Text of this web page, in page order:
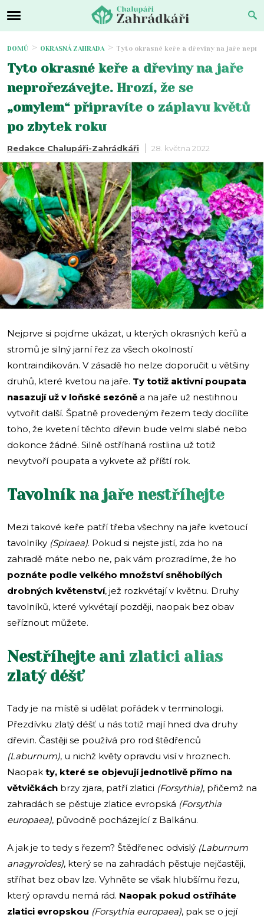
DOMŮ OKRASNÁ ZAHRADA Tyto okrasné keře a dřeviny na jaře
Tyto okrasné keře a dřeviny na jaře
neprořezávejte. Hrozí, že se
„omylem“ připravíte o záplavu květů
po zbytek roku
Redakce Chalupáři-Zahrádkáři 28. května 2022
Nejprve si pojďme ukázat, u kterých okrasných keřů a
stromů je silný jarní řez za všech okolností
kontraindikován. V zásadě ho nelze doporučit u většiny
druhů, které kvetou na jaře. Ty totiž aktivní poupata
nasazují už v loňské sezóně a na jaře už nestihnou
vytvořit další. Špatně provedeným řezem tedy docílíte
toho, že kvetení těchto dřevin bude velmi slabé nebo
dokonce žádné. Silně ostříhaná rostlina už totiž
nevytvoří poupata a vykvete až příští rok.
Tavolník na jaře nestříhejte
Mezi takové keře patří třeba všechny na jaře kvetoucí
tavolníky (Spiraea). Pokud si nejste jistí, zda ho na
zahradě máte nebo ne, pak vám prozradíme, že ho
poznáte podle velkého množství sněhobílých
drobných květenství, jež rozkvétají v květnu. Druhy
tavolníků, které vykvétají později, naopak bez obav
seříznout můžete.
Nestříhejte ani zlatici alias
zlatý déšť
Tady je na místě si udělat pořádek v terminologii.
Přezdívku zlatý déšť u nás totiž mají hned dva druhy
dřevin. Častěji se používá pro rod štědřenců
(Laburnum), u nichž květy opravdu visí v hroznech.
Naopak ty, které se objevují jednotlivě přímo na
větvičkách brzy zjara, patří zlatici (Forsythia), přičemž na
zahradách se pěstuje zlatice evropská (Forsythia
europaea), původně pocházející z Balkánu.
A jak je to tedy s řezem? Štědřenec odvislý (Laburnum
anagyroides), který se na zahradách pěstuje nejčastěji,
stříhat bez obav lze. Vyhněte se však hlubšímu řezu,
který opravdu nemá rád. Naopak pokud ostříháte
zlatici evropskou (Forsythia europaea), pak se o její